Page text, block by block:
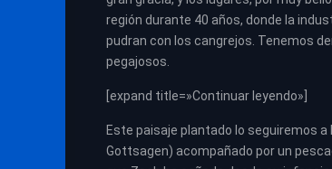
región durante 40 años, donde la
pudran con los cangrejos. Tenemos
pegajosos.
[expand title=»Continuar leyendo»]
Este paisaje plantado lo seguiremos
Gottsagen) acompañado por un